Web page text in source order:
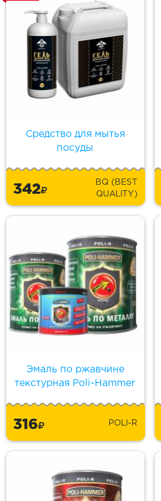
Средство для мытья
посуды
342
BQ (BEST
QUALITY)
Эмаль по ржавчине
текстурная Poli-Hammer
316 POLI-R